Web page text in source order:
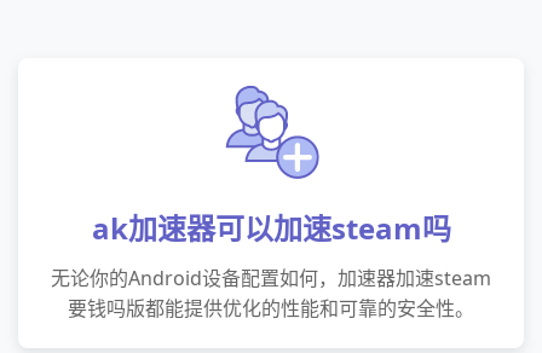
ak加速器可以加速steam吗
无论你的Android设备配置如何，加速器加速steam
要钱吗版都能提供优化的性能和可靠的安全性。